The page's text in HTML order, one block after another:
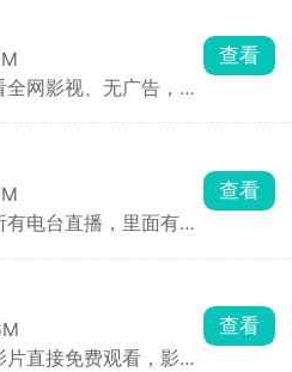
干净，无开屏、弹窗
歌无干扰。
网影视、无广告，聚
有啥，拥有一个app
。
查看
电台直播，里面有海
AI写歌、AI主播，玩
听正宗粤语、了解广
查看
直接免费观看，影视
查看